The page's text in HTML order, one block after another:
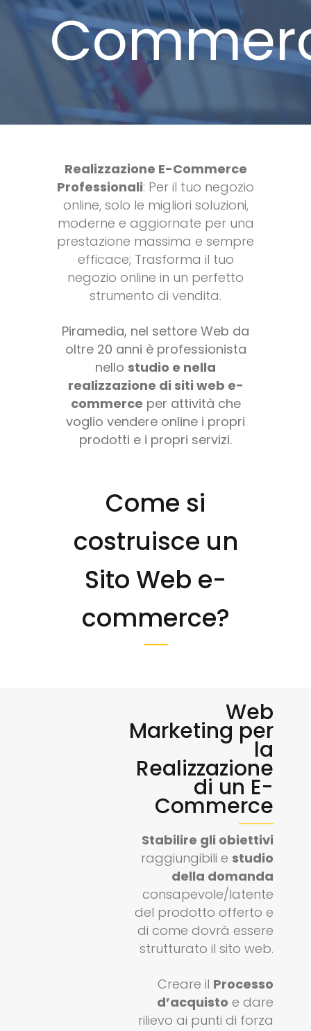
Realizzazione E-Commerce
Professionali: Per il tuo negozio
online, solo le migliori soluzioni,
moderne e aggiornate per una
prestazione massima e sempre
efficace; Trasforma il tuo
negozio online in un perfetto
strumento di vendita.
Piramedia, nel settore Web da
oltre 20 anni è professionista
nello studio e nella
realizzazione di siti web e-
commerce per attività che
voglio vendere online i propri
prodotti e i propri servizi.
Come si
costruisce un
Sito Web e-
commerce?
Web
Marketing per
la
Realizzazione
di un E-
Commerce
Stabilire gli obiettivi
raggiungibili e studio
della domanda
consapevole/latente
del prodotto offerto e
di come dovrà essere
strutturato il sito web.
Creare il Processo
d’acquisto e dare
rilievo ai punti di forza